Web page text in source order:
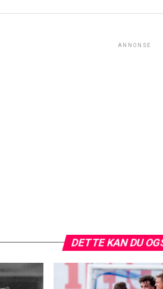
ANNONSE
DETTE KAN DU